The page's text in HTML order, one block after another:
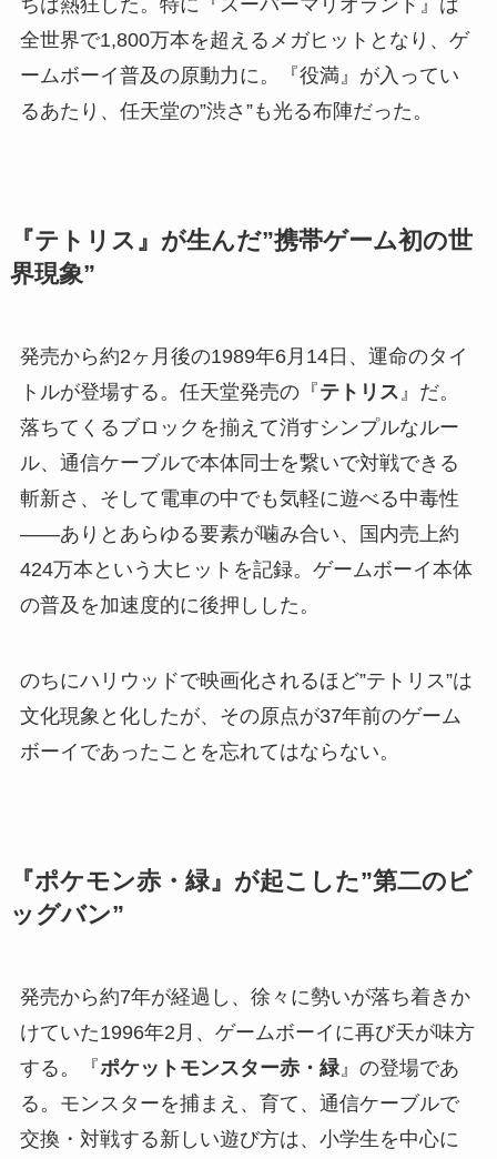
ちは熱狂した。特に『スーパーマリオランド』は
全世界で1,800万本を超えるメガヒットとなり、ゲ
ームボーイ普及の原動力に。『役満』が入ってい
るあたり、任天堂の”渋さ”も光る布陣だった。
『テトリス』が生んだ”携帯ゲーム初の世
界現象”
発売から約2ヶ月後の1989年6月14日、運命のタイ
トルが登場する。任天堂発売の『テトリス』だ。
落ちてくるブロックを揃えて消すシンプルなルー
ル、通信ケーブルで本体同士を繋いで対戦できる
斬新さ、そして電車の中でも気軽に遊べる中毒性
——ありとあらゆる要素が噛み合い、国内売上約
424万本という大ヒットを記録。ゲームボーイ本体
の普及を加速度的に後押しした。
のちにハリウッドで映画化されるほど”テトリス”は
文化現象と化したが、その原点が37年前のゲーム
ボーイであったことを忘れてはならない。
『ポケモン赤・緑』が起こした”第二のビ
ッグバン”
発売から約7年が経過し、徐々に勢いが落ち着きか
けていた1996年2月、ゲームボーイに再び天が味方
する。『ポケットモンスター赤・緑』の登場であ
る。モンスターを捕まえ、育て、通信ケーブルで
交換・対戦する新しい遊び方は、小学生を中心に